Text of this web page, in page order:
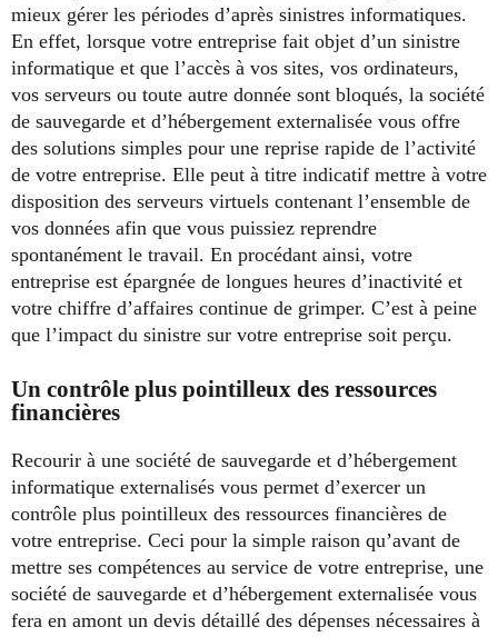
mieux gérer les périodes d’après sinistres informatiques.
En effet, lorsque votre entreprise fait objet d’un sinistre
informatique et que l’accès à vos sites, vos ordinateurs,
vos serveurs ou toute autre donnée sont bloqués, la société
de sauvegarde et d’hébergement externalisée vous offre
des solutions simples pour une reprise rapide de l’activité
de votre entreprise. Elle peut à titre indicatif mettre à votre
disposition des serveurs virtuels contenant l’ensemble de
vos données afin que vous puissiez reprendre
spontanément le travail. En procédant ainsi, votre
entreprise est épargnée de longues heures d’inactivité et
votre chiffre d’affaires continue de grimper. C’est à peine
que l’impact du sinistre sur votre entreprise soit perçu.
Un contrôle plus pointilleux des ressources
financières
Recourir à une société de sauvegarde et d’hébergement
informatique externalisés vous permet d’exercer un
contrôle plus pointilleux des ressources financières de
votre entreprise. Ceci pour la simple raison qu’avant de
mettre ses compétences au service de votre entreprise, une
société de sauvegarde et d’hébergement externalisée vous
fera en amont un devis détaillé des dépenses nécessaires à